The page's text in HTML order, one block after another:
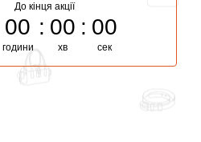
До кінця акції
00
години
00
хв
00
сек